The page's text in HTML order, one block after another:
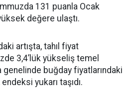
131 puanla Ocak
değere ulaştı.
artışta, tahıl fiyat
3,4’lük yükseliş temel
buğday fiyatlarındaki
yukarı taşıdı.